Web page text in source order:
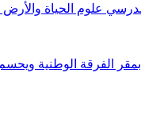
علوم الحياة والأرض
الفرقة الوطنية